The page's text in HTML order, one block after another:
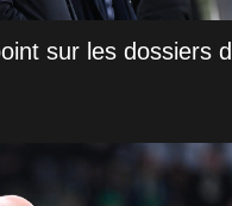
sur les dossiers